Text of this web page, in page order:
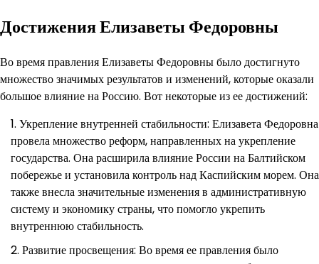
Достижения Елизаветы Федоровны
Во время правления Елизаветы Федоровны было достигнуто
множество значимых результатов и изменений, которые оказали
большое влияние на Россию. Вот некоторые из ее достижений:
Укрепление внутренней стабильности: Елизавета Федоровна
провела множество реформ, направленных на укрепление
государства. Она расширила влияние России на Балтийском
побережье и установила контроль над Каспийским морем. Она
также внесла значительные изменения в административную
систему и экономику страны, что помогло укрепить
внутреннюю стабильность.
Развитие просвещения: Во время ее правления было